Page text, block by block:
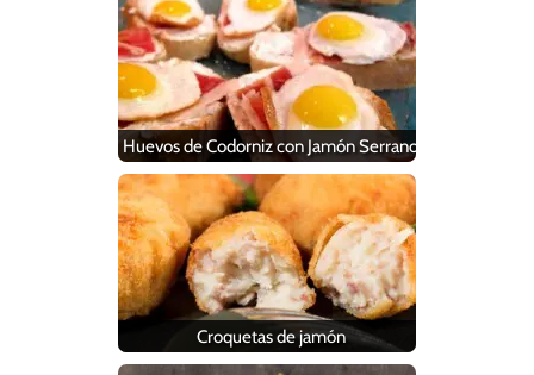
Huevos de Codorniz con Jamón Serrano
Croquetas de jamón